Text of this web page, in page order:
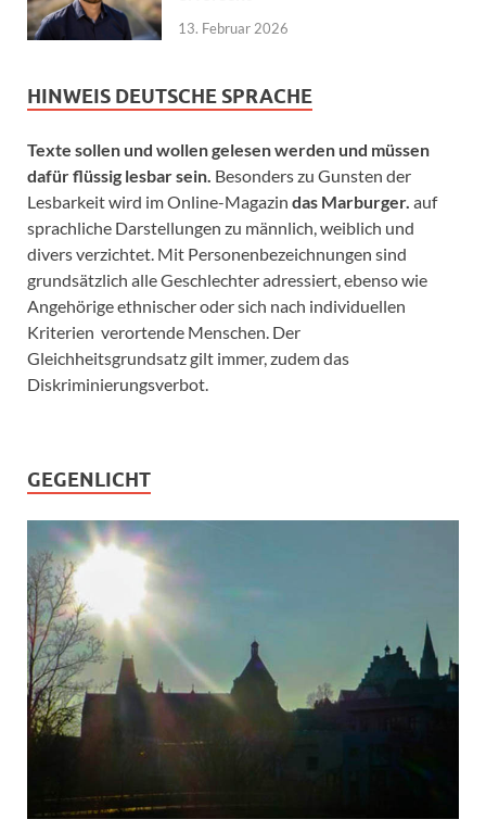
13. Februar 2026
HINWEIS DEUTSCHE SPRACHE
Texte sollen und wollen gelesen werden und müssen
dafür flüssig lesbar sein. Besonders zu Gunsten der
Lesbarkeit wird im Online-Magazin das Marburger. auf
sprachliche Darstellungen zu männlich, weiblich und
divers verzichtet. Mit Personenbezeichnungen sind
grundsätzlich alle Geschlechter adressiert, ebenso wie
Angehörige ethnischer oder sich nach individuellen
Kriterien verortende Menschen. Der
Gleichheitsgrundsatz gilt immer, zudem das
Diskriminierungsverbot.
GEGENLICHT